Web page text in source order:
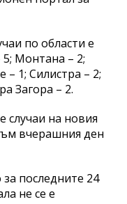
по области е
Монтана – 2;
– 1; Силистра – 2;
Загора – 2.
случаи на новия
вчерашния ден
за последните 24
не се е